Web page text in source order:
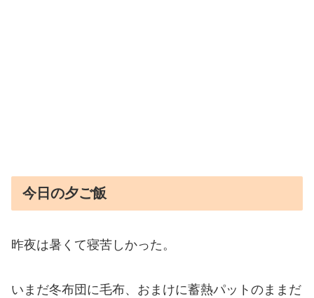
今日の夕ご飯
昨夜は暑くて寝苦しかった。
いまだ冬布団に毛布、おまけに蓄熱パットのままだ